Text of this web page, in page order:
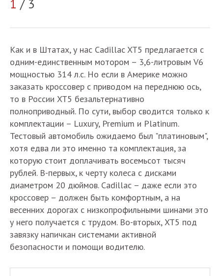
1 / 3
Как и в Штатах, у нас Cadillac XT5 предлагается с
одним-единственным мотором – 3,6-литровым V6
мощностью 314 л.с. Но если в Америке можно
заказать кроссовер с приводом на переднюю ось,
то в России XT5 безальтернативно
полноприводный. По сути, выбор сводится только к
комплектации – Luxury, Premium и Platinum.
Тестовый автомобиль ожидаемо был "платиновым",
хотя едва ли это именно та комплектация, за
которую стоит доплачивать восемьсот тысяч
рублей. В-первых, к черту колеса с дисками
диаметром 20 дюймов. Cadillac – даже если это
кроссовер – должен быть комфортным, а на
весенних дорогах с низкопрофильными шинами это
у него получается с трудом. Во-вторых, XT5 под
завязку напичкан системами активной
безопасности и помощи водителю.